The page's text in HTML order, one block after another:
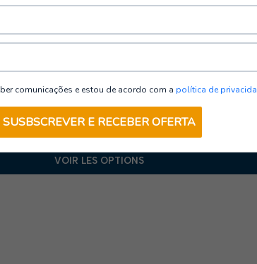
Group Safety
VOIR LES OPTIONS
comunicações e estou de acordo com a política de
SUSBSCREVER E RECEBER OFERTA